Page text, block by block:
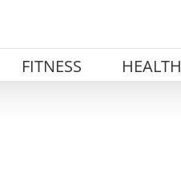
FITNESS HEALTH